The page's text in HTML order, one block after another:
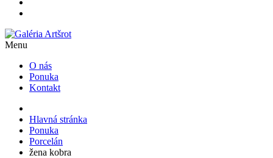
Menu
O nás
Ponuka
Kontakt
Hlavná stránka
Ponuka
Porcelán
žena kobra